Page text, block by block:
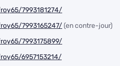
7993181274/
7993165247/(en contre-jour)
7993175899/
6957153214/